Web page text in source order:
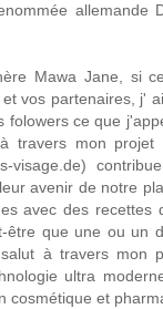
allemande
Mawa Jane, si
vos partenaires, j'
folowers ce que
travers mon projet
visage.de)
avenir de notre
avec des recettes
être que une ou un
à travers mon
ultra
cosmétique et